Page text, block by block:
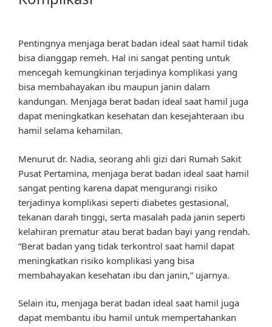
Pentingnya menjaga berat badan ideal saat hamil tidak
bisa dianggap remeh. Hal ini sangat penting untuk
mencegah kemungkinan terjadinya komplikasi yang
bisa membahayakan ibu maupun janin dalam
kandungan. Menjaga berat badan ideal saat hamil juga
dapat meningkatkan kesehatan dan kesejahteraan ibu
hamil selama kehamilan.
Menurut dr. Nadia, seorang ahli gizi dari Rumah Sakit
Pusat Pertamina, menjaga berat badan ideal saat hamil
sangat penting karena dapat mengurangi risiko
terjadinya komplikasi seperti diabetes gestasional,
tekanan darah tinggi, serta masalah pada janin seperti
kelahiran prematur atau berat badan bayi yang rendah.
“Berat badan yang tidak terkontrol saat hamil dapat
meningkatkan risiko komplikasi yang bisa
membahayakan kesehatan ibu dan janin,” ujarnya.
Selain itu, menjaga berat badan ideal saat hamil juga
dapat membantu ibu hamil untuk mempertahankan